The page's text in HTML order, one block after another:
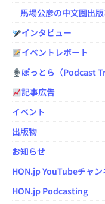
馬場公彦の中文圏出
インタビュー
イベントレポート
ぽっとら（Podcast
記事広告
イベント
出版物
お知らせ
HON.jp YouTubeチャン
HON.jp Podcasting